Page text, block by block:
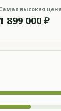
Самая высокая цена
1 899 000 ₽